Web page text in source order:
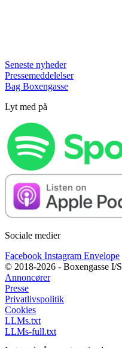
Seneste nyheder
Pressemeddelelser
Bag Boxengasse
Lyt med på
Sociale medier
Facebook Instagram Envelope
© 2018-2026 - Boxengasse I/S
Annoncører
Presse
Privatlivspolitik
Cookies
LLMs.txt
LLMs-full.txt